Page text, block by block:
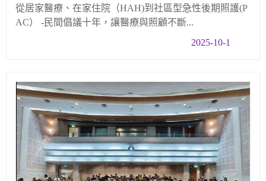
從居家醫療、在家住院（HAH)到社區型急性後期照護(P
AC） -民間倡議十年，讓醫療與照顧不斷...
2025-10-1